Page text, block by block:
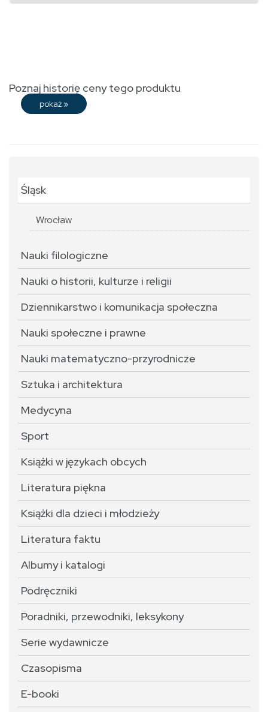
Poznaj historię ceny tego produktu
pokaż »
Śląsk
Wrocław
Nauki filologiczne
Nauki o historii, kulturze i religii
Dziennikarstwo i komunikacja społeczna
Nauki społeczne i prawne
Nauki matematyczno-przyrodnicze
Sztuka i architektura
Medycyna
Sport
Książki w językach obcych
Literatura piękna
Książki dla dzieci i młodzieży
Literatura faktu
Albumy i katalogi
Podręczniki
Poradniki, przewodniki, leksykony
Serie wydawnicze
Czasopisma
E-booki